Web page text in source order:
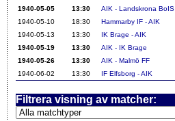
1940-05-05
13:30 AIK - Landskrona BoIS
1940-05-10
18:30 Hammarby IF - AIK
1940-05-13
13:30 IK Brage - AIK
1940-05-19
13:30 AIK - IK Brage
1940-05-26
13:30 AIK - Malmö FF
1940-06-02
13:30 IF Elfsborg - AIK
Filtrera visning av matcher: